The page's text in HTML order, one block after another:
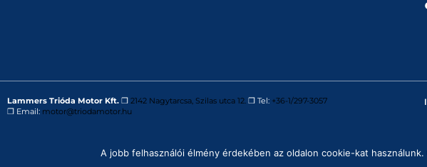
Lammers Trióda Motor Kft. ❒ 2142 Nagytarcsa, Szilas utca 12. ❒ Tel: +36-1/297-3057
❒ Email: motor@triodamotor.hu
A jobb felhasználói élmény érdekében az oldalon cookie-kat